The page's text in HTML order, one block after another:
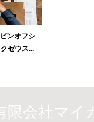
ンオフシ
ゼウス...
限会社マイ